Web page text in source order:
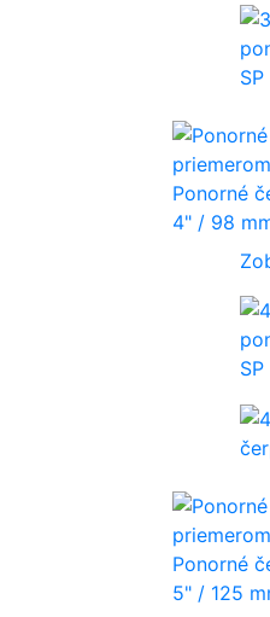
SP
Ponorné
4" / 98
SP
Ponorné
5" / 125